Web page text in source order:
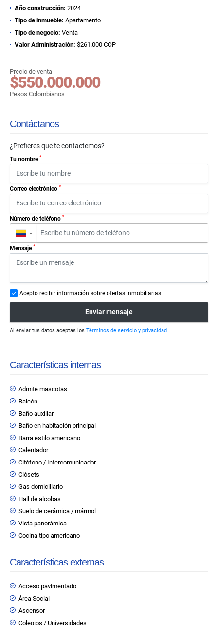
Año construcción: 2024
Tipo de inmueble: Apartamento
Tipo de negocio: Venta
Valor Administración: $261.000 COP
Precio de venta
$550.000.000
Pesos Colombianos
Contáctanos
¿Prefieres que te contactemos?
Tu nombre *
Correo electrónico *
Número de teléfono *
▼
Mensaje *
Acepto recibir información sobre ofertas inmobiliarias
Enviar mensaje
Al enviar tus datos aceptas los Términos de servicio y privacidad
Características internas
Admite mascotas
Balcón
Baño auxiliar
Baño en habitación principal
Barra estilo americano
Calentador
Citófono / Intercomunicador
Clósets
Gas domiciliario
Hall de alcobas
Suelo de cerámica / mármol
Vista panorámica
Cocina tipo americano
Características externas
Acceso pavimentado
Área Social
Ascensor
Colegios / Universidades